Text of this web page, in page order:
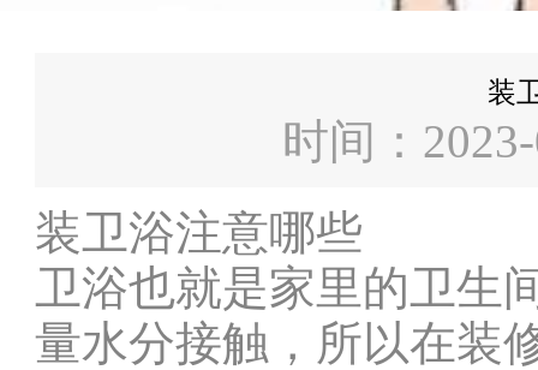
装
时间：
装卫浴注意哪些
卫浴也就是家里的卫生
量水分接触，所以在装